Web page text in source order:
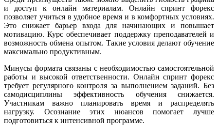
и доступ к онлайн материалам. Онлайн спринт форекс
позволяет учиться в удобное время и в комфортных условиях.
Это снижает барьер входа для начинающих и повышает
мотивацию. Курс обеспечивает поддержку преподавателей и
возможность обмена опытом. Такие условия делают обучение
максимально продуктивным.
Минусы формата связаны с необходимостью самостоятельной
работы и высокой ответственности. Онлайн спринт форекс
требует регулярного контроля за выполнением заданий. Без
самодисциплины эффективность обучения снижается.
Участникам важно планировать время и распределять
нагрузку. Осознание этих нюансов помогает лучше
подготовиться к интенсивной программе.